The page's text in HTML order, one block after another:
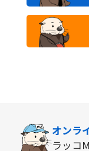
オンラ
ラッコ